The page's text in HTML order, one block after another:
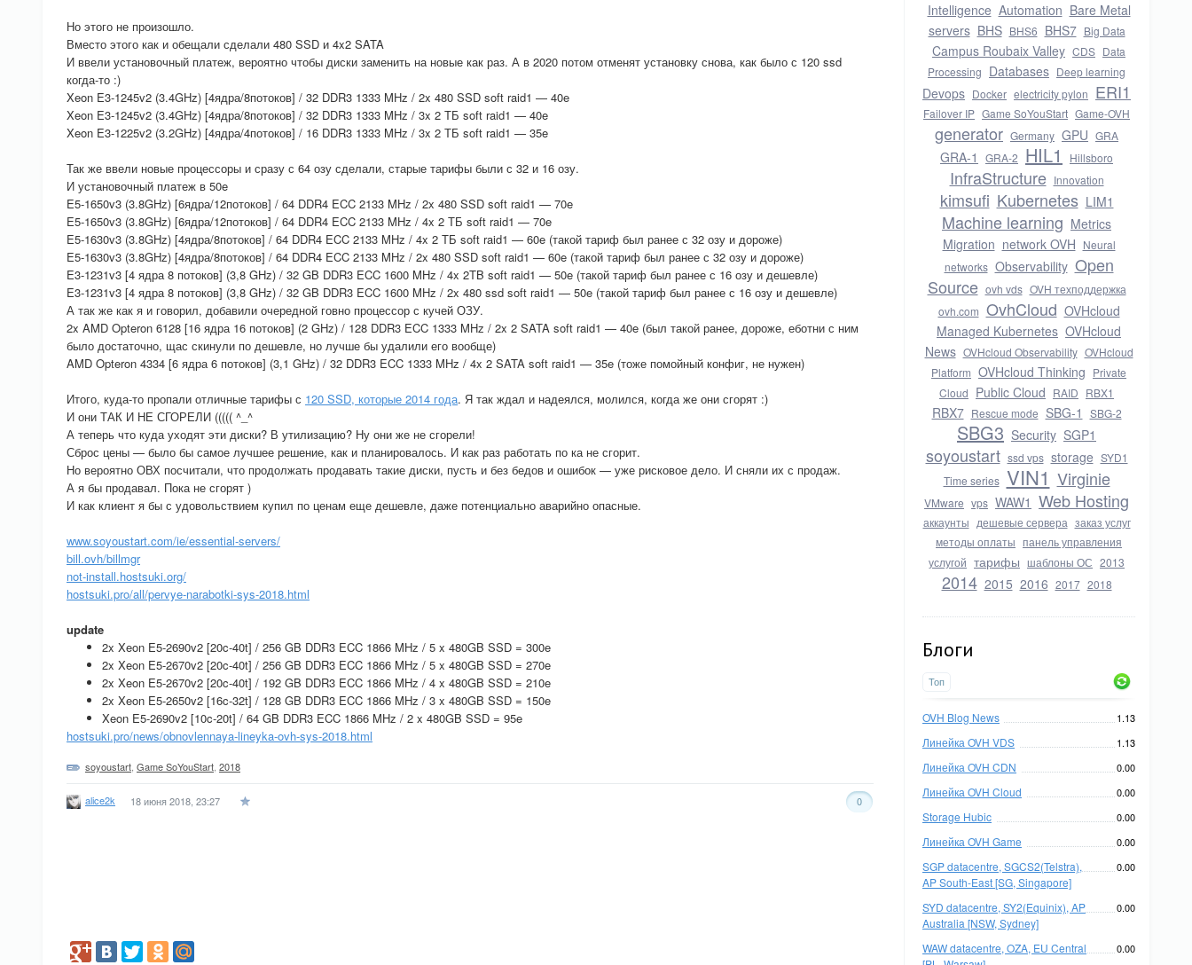
Intelligence Automation Bare Metal
servers BHS BHS6 BHS7 Big Data
Campus Roubaix Valley CDS Data
Processing Databases Deep learning
Devops Docker electricity pylon ERI1
Failover IP Game SoYouStart Game-OVH
generator Germany GPU GRA
GRA-1 GRA-2 HIL1 Hillsboro
InfraStructure Innovation
kimsufi Kubernetes LIM1
Machine learning Metrics
Migration network OVH Neural
networks Observability Open
Source ovh vds OVH техподдержка
ovh.com OvhCloud OVHcloud
Managed Kubernetes OVHcloud
News OVHcloud Observability OVHcloud
Platform OVHcloud Thinking Private
Cloud Public Cloud RAID RBX1
RBX7 Rescue mode SBG-1 SBG-2
SBG3 Security SGP1
soyoustart ssd vps storage SYD1
Time series VIN1 Virginie
VMware vps WAW1 Web Hosting
аккаунты дешевые сервера заказ услуг
методы оплаты панель управления
услугой тарифы шаблоны ОС 2013
2014 2015 2016 2017 2018
Блоги
Топ
OVH Blog News 1.13
Линейка OVH VDS 1.13
Линейка OVH CDN 0.00
Линейка OVH Cloud 0.00
Storage Hubic 0.00
Линейка OVH Game 0.00
SGP datacentre, SGCS2(Telstra),
AP South-East [SG, Singapore]
0.00
SYD datacentre, SY2(Equinix), AP
Australia [NSW, Sydney]
0.00
WAW datacentre, OZA, EU Central
0.00
Но этого не произошло.
Вместо этого как и обещали сделали 480 SSD и 4x2 SATA
И ввели установочный платеж, вероятно чтобы диски заменить на новые как раз. А в 2020 потом отменят установку снова, как было с 120 ssd
когда-то :)
Xeon E3-1245v2 (3.4GHz) [4ядра/8потоков] / 32 DDR3 1333 MHz / 2x 480 SSD soft raid1 — 40e
Xeon E3-1245v2 (3.4GHz) [4ядра/8потоков] / 32 DDR3 1333 MHz / 3x 2 ТБ soft raid1 — 40e
Xeon E3-1225v2 (3.2GHz) [4ядра/4потоков] / 16 DDR3 1333 MHz / 3x 2 ТБ soft raid1 — 35e
Так же ввели новые процессоры и сразу с 64 озу сделали, старые тарифы были с 32 и 16 озу.
И установочный платеж в 50e
E5-1650v3 (3.8GHz) [6ядра/12потоков] / 64 DDR4 ECC 2133 MHz / 2x 480 SSD soft raid1 — 70e
E5-1650v3 (3.8GHz) [6ядра/12потоков] / 64 DDR4 ECC 2133 MHz / 4x 2 ТБ soft raid1 — 70e
E5-1630v3 (3.8GHz) [4ядра/8потоков] / 64 DDR4 ECC 2133 MHz / 4x 2 ТБ soft raid1 — 60e (такой тариф был ранее с 32 озу и дороже)
E5-1630v3 (3.8GHz) [4ядра/8потоков] / 64 DDR4 ECC 2133 MHz / 2x 480 SSD soft raid1 — 60e (такой тариф был ранее с 32 озу и дороже)
E3-1231v3 [4 ядра 8 потоков] (3,8 GHz) / 32 GB DDR3 ECC 1600 MHz / 4x 2TB soft raid1 — 50e (такой тариф был ранее с 16 озу и дешевле)
E3-1231v3 [4 ядра 8 потоков] (3,8 GHz) / 32 GB DDR3 ECC 1600 MHz / 2x 480 ssd soft raid1 — 50e (такой тариф был ранее с 16 озу и дешевле)
А так же как я и говорил, добавили очередной говно процессор с кучей ОЗУ.
2x AMD Opteron 6128 [16 ядра 16 потоков] (2 GHz) / 128 DDR3 ECC 1333 MHz / 2x 2 SATA soft raid1 — 40e (был такой ранее, дороже, еботни с ним
было достаточно, щас скинули по дешевле, но лучше бы удалили его вообще)
AMD Opteron 4334 [6 ядра 6 потоков] (3,1 GHz) / 32 DDR3 ECC 1333 MHz / 4x 2 SATA soft raid1 — 35e (тоже помойный конфиг, не нужен)
Итого, куда-то пропали отличные тарифы с 120 SSD, которые 2014 года. Я так ждал и надеялся, молился, когда же они сгорят :)
И они ТАК И НЕ СГОРЕЛИ ((((( ^_^
А теперь что куда уходят эти диски? В утилизацию? Ну они же не сгорели!
Сброс цены — было бы самое лучшее решение, как и планировалось. И как раз работать по ка не сгорит.
Но вероятно ОВХ посчитали, что продолжать продавать такие диски, пусть и без бедов и ошибок — уже рисковое дело. И сняли их с продаж.
А я бы продавал. Пока не сгорят )
И как клиент я бы с удовольствием купил по ценам еще дешевле, даже потенциально аварийно опасные.
www.soyoustart.com/ie/essential-servers/
bill.ovh/billmgr
not-install.hostsuki.org/
hostsuki.pro/all/pervye-narabotki-sys-2018.html
update
2x Xeon E5-2690v2 [20c-40t] / 256 GB DDR3 ECC 1866 MHz / 5 x 480GB SSD = 300e
2x Xeon E5-2670v2 [20c-40t] / 256 GB DDR3 ECC 1866 MHz / 5 x 480GB SSD = 270e
2x Xeon E5-2670v2 [20c-40t] / 192 GB DDR3 ECC 1866 MHz / 4 x 480GB SSD = 210e
2x Xeon E5-2650v2 [16c-32t] / 128 GB DDR3 ECC 1866 MHz / 3 x 480GB SSD = 150e
Xeon E5-2690v2 [10c-20t] / 64 GB DDR3 ECC 1866 MHz / 2 x 480GB SSD = 95e
hostsuki.pro/news/obnovlennaya-lineyka-ovh-sys-2018.html
soyoustart Game SoYouStart 2018
alice2k 18 июня 2018, 23:27 0